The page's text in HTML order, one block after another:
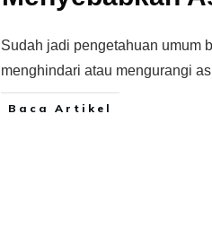
Sudah jadi pengetahuan umum
menghindari atau mengurangi
Baca Artikel